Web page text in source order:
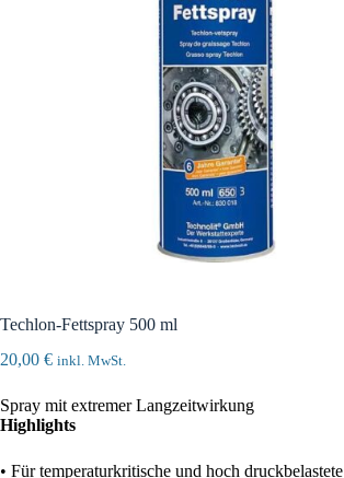
Techlon-Fettspray 500 ml
20,00 € inkl. MwSt.
Spray mit extremer Langzeitwirkung
Highlights
• Für temperaturkritische und hoch druckbelastete